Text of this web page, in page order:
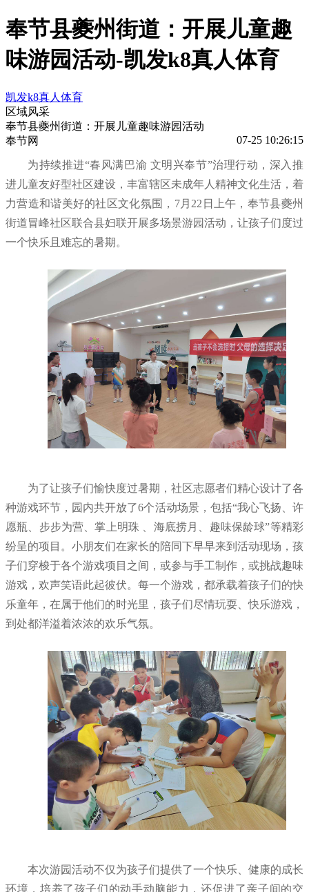
奉节县夔州街道：开展儿童趣
味游园活动-凯发k8真人体育
凯发k8真人体育
区域风采
奉节县夔州街道：开展儿童趣味游园活动
奉节网
07-25 10:26:15
为持续推进“春风满巴渝 文明兴奉节”治理行动，深入推
进儿童友好型社区建设，丰富辖区未成年人精神文化生活，着
力营造和谐美好的社区文化氛围，7月22日上午，奉节县夔州
街道冒峰社区联合县妇联开展多场景游园活动，让孩子们度过
一个快乐且难忘的暑期。
为了让孩子们愉快度过暑期，社区志愿者们精心设计了各
种游戏环节，园内共开放了6个活动场景，包括“我心飞扬、许
愿瓶、步步为营、掌上明珠 、海底捞月、趣味保龄球”等精彩
纷呈的项目。 小朋友们在家长的陪同下早早来到活动现场，孩
子们穿梭于各个游戏项目之间，或参与手工制作，或挑战趣味
游戏，欢声笑语此起彼伏。每一个游戏，都承载着孩子们的快
乐童年，在属于他们的时光里，孩子们尽情玩耍、快乐游戏，
到处都洋溢着浓浓的欢乐气氛。
本次游园活动不仅为孩子们提供了一个快乐、健康的成长
环境，培养了孩子们的动手动脑能力，还促进了亲子间的交